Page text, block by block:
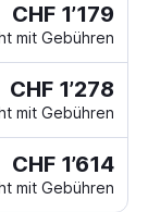
CHF 1’179
mit Gebühren
CHF 1’278
mit Gebühren
CHF 1’614
mit Gebühren